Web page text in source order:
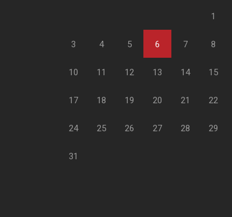
1
3 4 5 6 7 8
10 11 12 13 14 15
17 18 19 20 21 22
24 25 26 27 28 29
31